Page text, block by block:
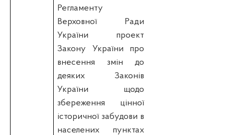
Регламенту
Верховної Ради
України проект
Закону України про
внесення змін до
деяких Законів
України щодо
збереження цінної
історичної забудови в
населених пунктах